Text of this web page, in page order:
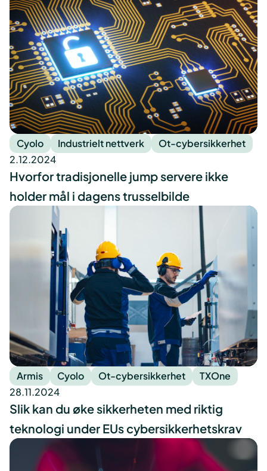
Cyolo Industrielt nettverk
Ot-cybersikkerhet
2.12.2024
Hvorfor tradisjonelle jump servere ikke
holder mål i dagens trusselbilde
Armis Cyolo Ot-cybersikkerhet
TXOne
28.11.2024
Slik kan du øke sikkerheten med riktig
teknologi under EUs cybersikkerhetskrav